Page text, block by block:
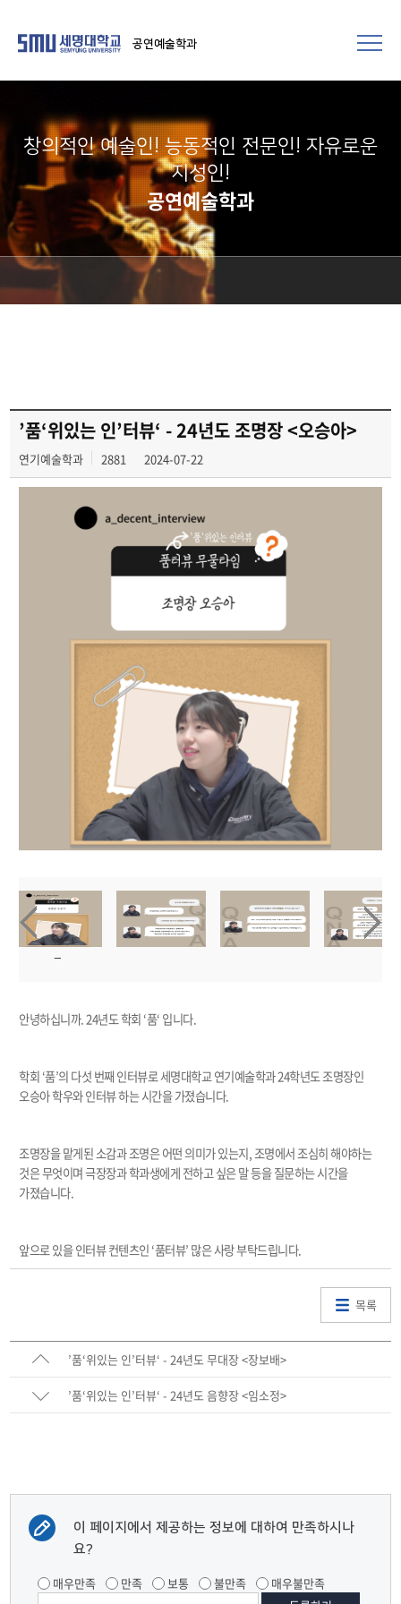
공연예술학과
창의적인 예술인! 능동적인 전문인! 자유로운
지성인!
공연예술학과
’품‘위있는 인’터뷰‘ - 24년도 조명장 <오승아>
연기예술학과 2881 2024-07-22
안녕하십니까. 24년도 학회 ‘품‘ 입니다.
학회 ‘품’의 다섯 번째 인터뷰로 세명대학교 연기예술학과 24학년도 조명장인
오승아 학우와 인터뷰 하는 시간을 가졌습니다.
조명장을 맡게된 소감과 조명은 어떤 의미가 있는지, 조명에서 조심히 해야하는
것은 무엇이며 극장장과 학과생에게 전하고 싶은 말 등을 질문하는 시간을
가졌습니다.
앞으로 있을 인터뷰 컨텐츠인 ‘품터뷰’ 많은 사랑 부탁드립니다.
목록
’품‘위있는 인’터뷰‘ - 24년도 무대장 <장보배>
’품‘위있는 인’터뷰‘ - 24년도 음향장 <임소정>
이 페이지에서 제공하는 정보에 대하여 만족하시나
요?
매우만족 만족 보통 불만족 매우불만족